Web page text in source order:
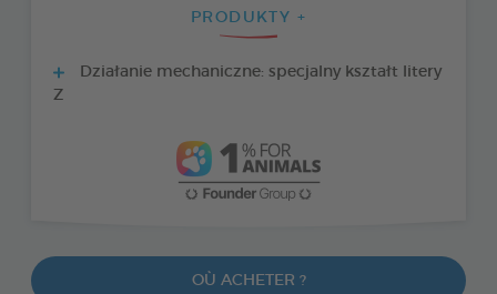
PRODUKTY +
Działanie mechaniczne: specjalny kształt litery
Z
OÙ ACHETER ?